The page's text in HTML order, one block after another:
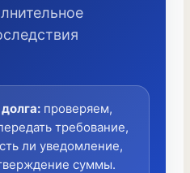
: проверяем,
требование,
ли уведомление,
суммы.